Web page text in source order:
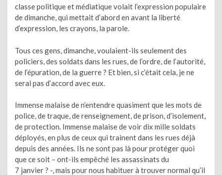
classe politique et médiatique volait l’expression populaire
de dimanche, qui mettait d’abord en avant la liberté
d’expression, les crayons, la parole.
Tous ces gens, dimanche, voulaient-ils seulement des
policiers, des soldats dans les rues, de l’ordre, de l’autorité,
de l’épuration, de la guerre ? Et bien, si c’était cela, je ne
serai pas d’accord avec eux.
Immense malaise de n’entendre quasiment que les mots de
police, de traque, de renseignement, de prison, d’isolement,
de protection. Immense malaise de voir dix mille soldats
déployés, en plus de ceux qui trainent dans les rues déjà
depuis des années. Ils ne sont pas là pour protéger quoi
que ce soit – ont-ils empêché les assassinats du
7 janvier ? -, mais pour nous habituer à trouver normal qu’il